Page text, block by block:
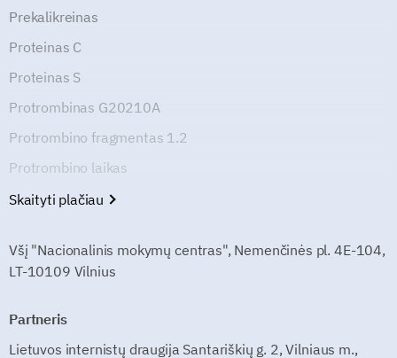
Prekalikreinas
Proteinas C
Proteinas S
Protrombinas G20210A
Protrombino fragmentas 1.2
Protrombino laikas
Skaityti plačiau
Všį "Nacionalinis mokymų centras", Nemenčinės pl. 4E-104,
LT-10109 Vilnius
Partneris
Lietuvos internistų draugija Santariškių g. 2, Vilniaus m.,